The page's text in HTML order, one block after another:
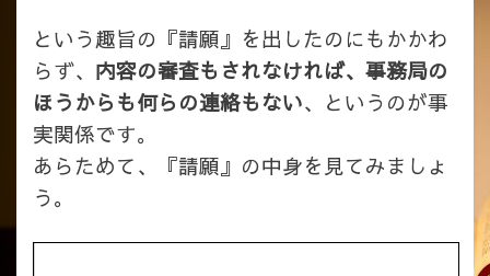
という趣旨の『請願』を出したのにもかかわ
らず、 内容の審査もされなければ、事務局の
ほうからも何らの連絡もない、というのが事
実関係です。
あらためて、『請願』の中身を見てみましょ
う。